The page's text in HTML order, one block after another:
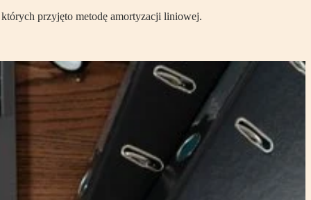
przyjęto metodę amortyzacji liniowej.